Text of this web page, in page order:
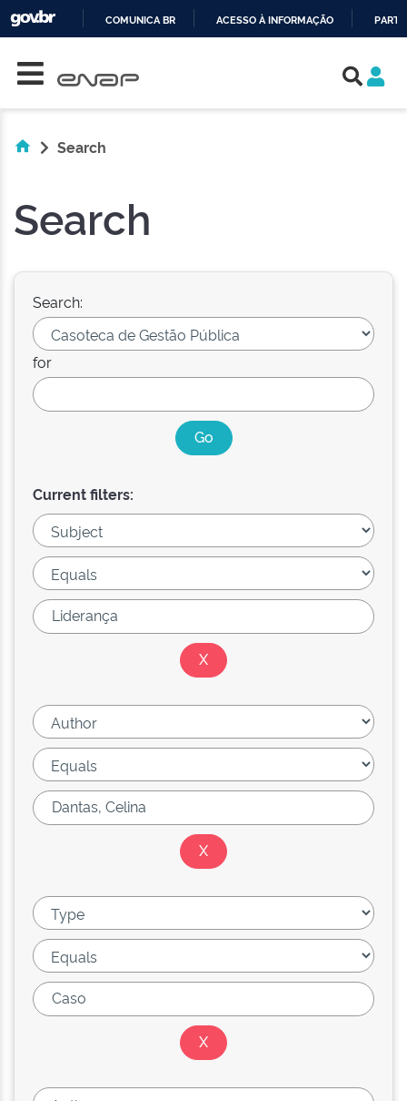
COMUNICA BR ACESSO À INFORMAÇÃO
Search
Search
Search:
for
Current filters: